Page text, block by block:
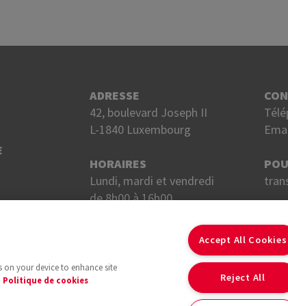
ADRESSE
42, boulevard Joseph II
L-1840 Luxembourg
HORAIRES
Lundi, mardi et vendredi
de 8h00 à 16h00.
on your device to enhance site
Politique de cookies
Accept All Cookies
Reject All